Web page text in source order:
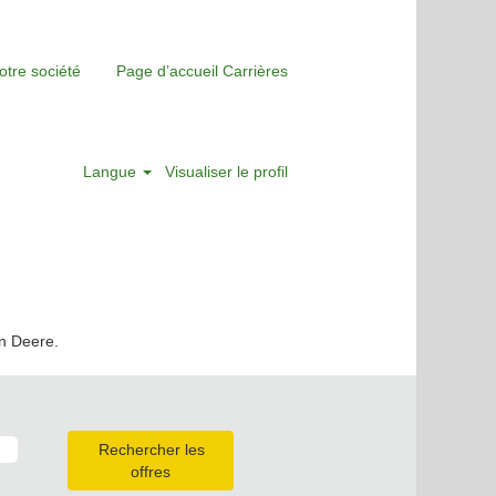
société Page d’accueil Carrières
Langue Visualiser le profil
Deere.